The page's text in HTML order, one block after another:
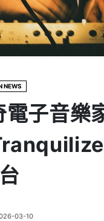
NEWS
電子音
03-10